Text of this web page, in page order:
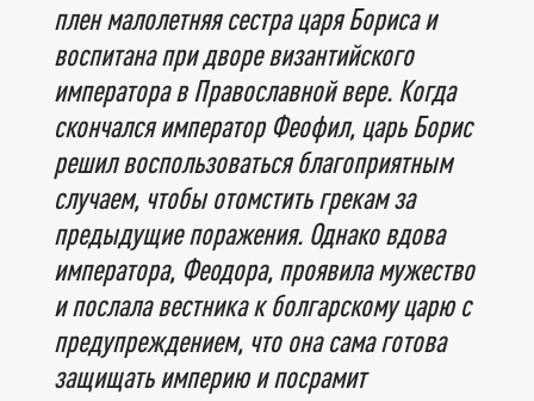
плен малолетняя сестра царя Бориса и
воспитана при дворе византийского
императора в Православной вере. Когда
скончался император Феофил, царь Борис
решил воспользоваться благоприятным
случаем, чтобы отомстить грекам за
предыдущие поражения. Однако вдова
императора, Феодора, проявила мужество
и послала вестника к болгарскому царю с
предупреждением, что она сама готова
защищать империю и посрамит